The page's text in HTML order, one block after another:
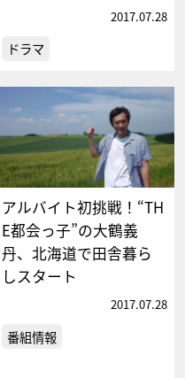
2017.07.28
ドラマ
アルバイト初挑戦！“TH
E都会っ子”の大鶴義
丹、北海道で田舎暮ら
しスタート
2017.07.28
番組情報